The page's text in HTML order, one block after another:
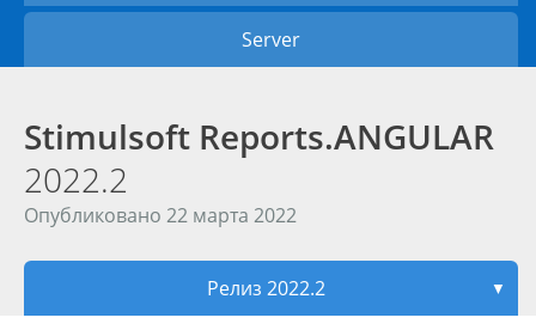
Server
Stimulsoft Reports.ANGULAR
2022.2
Опубликовано 22 марта 2022
Релиз 2022.2 ▼